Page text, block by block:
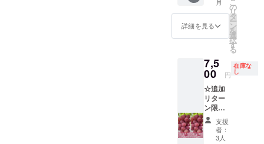
ます。
※葡萄の
梱包や
配送に
最善を
尽くし
ます。
※葡萄の
梱包や
配送に
尽くし
ます。
※農産物
の為、1
房あた
りま
す。 ※
配送中
に実が
取れて
しまう
場合が
ござい
ます。
つお届
けいた
しま
す。
【重
安）1房
あたり
700~80
0g前後
【配送
方法】
通常便
(常温便)
※農産物
詳細を見る
の
リ
タ
ー
ン
を
選
択
す
る
7,5
00 円
在庫な
し
☆追加
リター
ン限定3
箱︎☆ク
イーン
ニーナ
支援
者：
3人